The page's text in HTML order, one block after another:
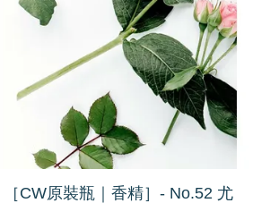
［CW原裝瓶｜香精］- No.52 尤